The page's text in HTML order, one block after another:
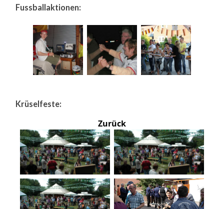
Fussballaktionen:
Krüselfeste:
Zurück